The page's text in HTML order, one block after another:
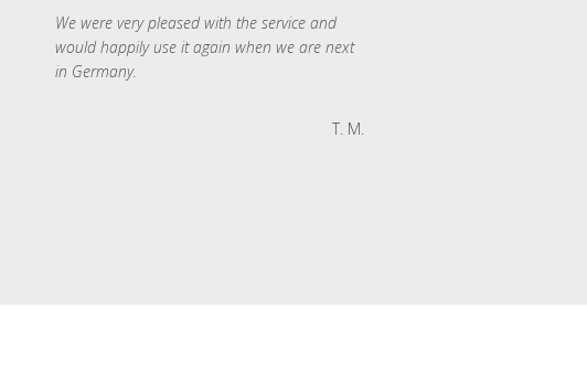
We were very pleased with the service and
would happily use it again when we are next
in Germany.
T. M.